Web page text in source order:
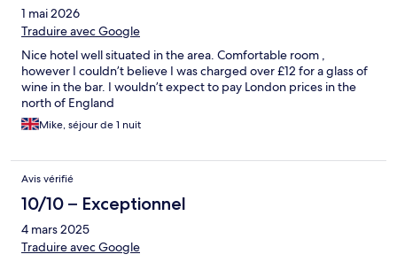
1 mai 2026
Traduire avec Google
Nice hotel well situated in the area. Comfortable room ,
however I couldn’t believe I was charged over £12 for a glass of
wine in the bar. I wouldn’t expect to pay London prices in the
north of England
Mike, séjour de 1 nuit
Avis vérifié
10/10 – Exceptionnel
4 mars 2025
Traduire avec Google